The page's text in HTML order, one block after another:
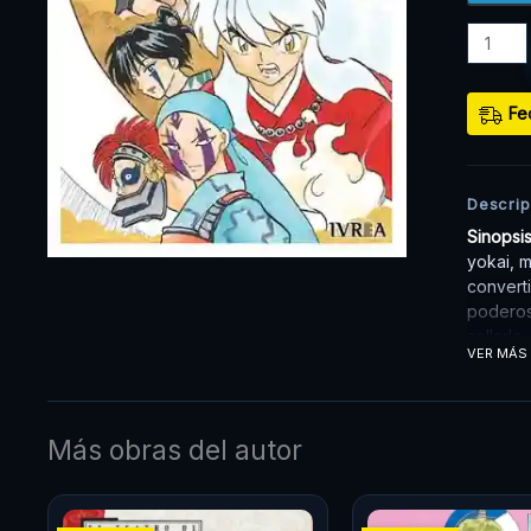
yokai,
VER MÁS
Más obras del autor